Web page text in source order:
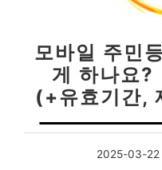
모바일 주민
게 하나요?
(+유효기간,
2025-03-22